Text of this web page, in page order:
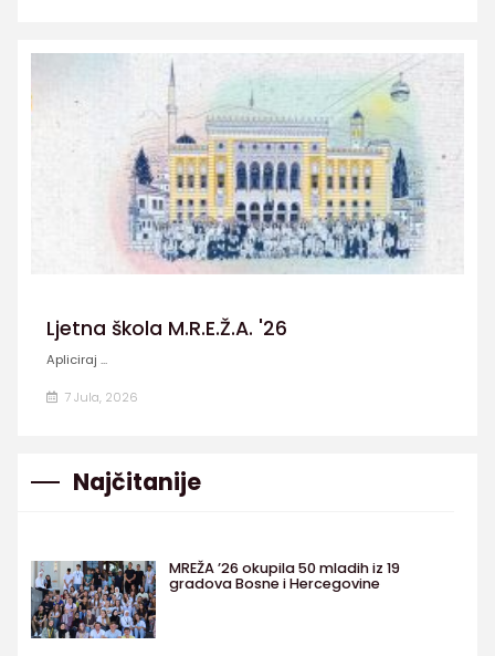
Ljetna škola M.R.E.Ž.A. '26
Apliciraj ...
7 Jula, 2026
Najčitanije
MREŽA ’26 okupila 50 mladih iz 19
gradova Bosne i Hercegovine